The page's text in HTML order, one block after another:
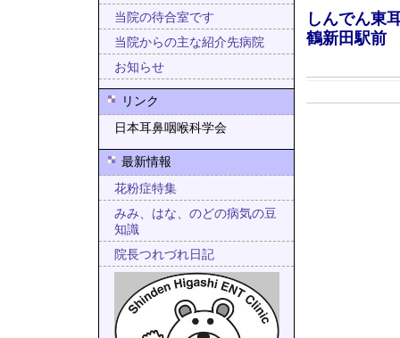
当院の待合室です
当院からの主な紹介先病院
お知らせ
リンク
日本耳鼻咽喉科学会
最新情報
花粉症特集
みみ、はな、のどの病気の豆
知識
院長つれづれ日記
しんでん東
鶴新田駅前